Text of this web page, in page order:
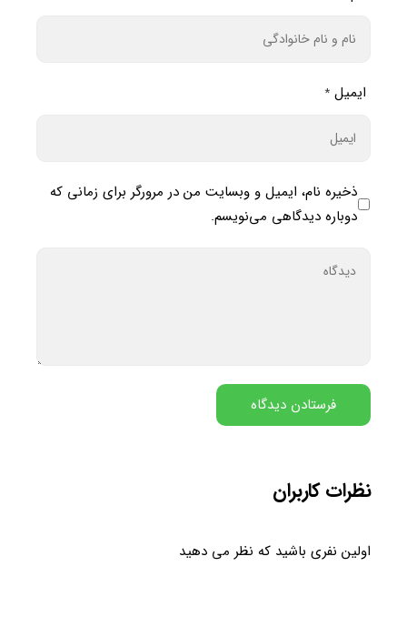
ایمیل *
ذخیره نام، ایمیل و وبسایت من در مرورگر برای زمانی که
دوباره دیدگاهی می‌نویسم.
نظرات کاربران
اولین نفری باشید که نظر می دهید